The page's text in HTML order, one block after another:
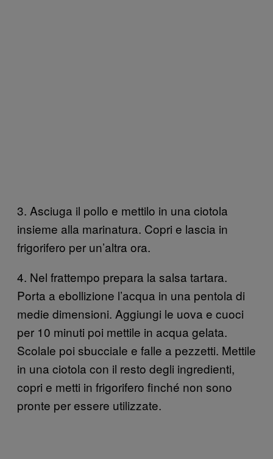
3. Asciuga il pollo e mettilo in una ciotola
insieme alla marinatura. Copri e lascia in
frigorifero per un’altra ora.
4. Nel frattempo prepara la salsa tartara.
Porta a ebollizione l’acqua in una pentola di
medie dimensioni. Aggiungi le uova e cuoci
per 10 minuti poi mettile in acqua gelata.
Scolale poi sbucciale e falle a pezzetti. Mettile
in una ciotola con il resto degli ingredienti,
copri e metti in frigorifero finché non sono
pronte per essere utilizzate.